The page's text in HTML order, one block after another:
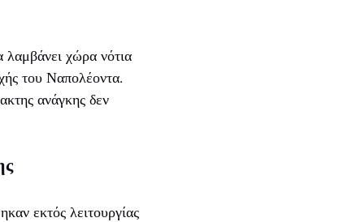
χώρα νότια
του Ναπολέοντα.
ανάγκης δεν
εκτός λειτουργίας